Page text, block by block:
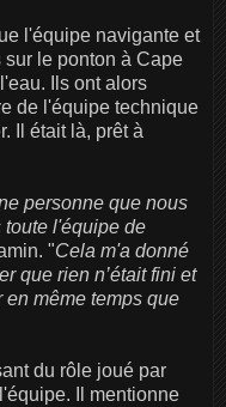
l'équipe navigante et
sur le ponton à Cape
Ils ont alors
de l'équipe technique
Il était là, prêt à
personne que nous
l'équipe de
"Cela m'a donné
que rien n’était fini et
même temps que
du rôle joué par
Il mentionne